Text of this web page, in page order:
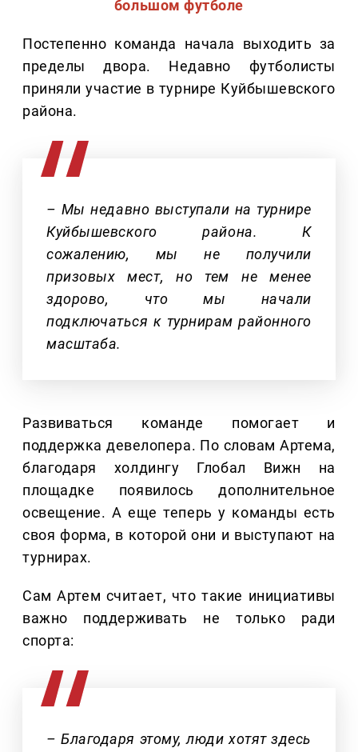
большом футболе
Постепенно команда начала выходить за
пределы двора. Недавно футболисты
приняли участие в турнире Куйбышевского
района.
– Мы недавно выступали на турнире
Куйбышевского района. К
сожалению, мы не получили
призовых мест, но тем не менее
здорово, что мы начали
подключаться к турнирам районного
масштаба.
Развиваться команде помогает и
поддержка девелопера. По словам Артема,
благодаря холдингу Глобал Вижн на
площадке появилось дополнительное
освещение. А еще теперь у команды есть
своя форма, в которой они и выступают на
турнирах.
Сам Артем считает, что такие инициативы
важно поддерживать не только ради
спорта:
– Благодаря этому, люди хотят здесь